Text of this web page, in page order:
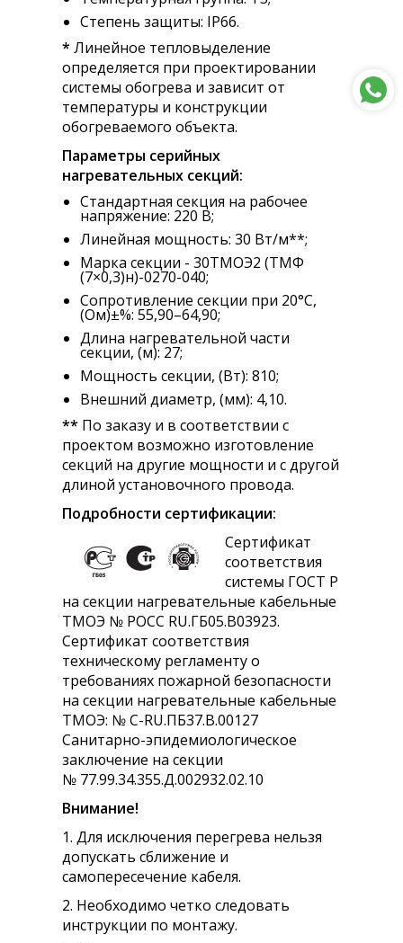
Степень защиты: IP66.
* Линейное тепловыделение
определяется при проектировании
системы обогрева и зависит от
температуры и конструкции
обогреваемого объекта.
Параметры серийных
нагревательных секций:
Стандартная секция на рабочее
напряжение: 220 В;
Линейная мощность: 30 Вт/м**;
Марка секции - 30ТМОЭ2 (ТМФ
(7×0,3)н)-0270-040;
Сопротивление секции при 20°С,
(Ом)±%: 55,90–64,90;
Длина нагревательной части
секции, (м): 27;
Мощность секции, (Вт): 810;
Внешний диаметр, (мм): 4,10.
** По заказу и в соответствии с
проектом возможно изготовление
секций на другие мощности и с другой
длиной установочного провода.
Подробности сертификации:
Сертификат
соответствия
системы ГОСТ Р
на секции нагревательные кабельные
ТМОЭ № РОСС RU.ГБ05.В03923.
Сертификат соответствия
техническому регламенту о
требованиях пожарной безопасности
на секции нагревательные кабельные
ТМОЭ: № C-RU.ПБ37.В.00127
Санитарно-эпидемиологическое
заключение на секции
№ 77.99.34.355.Д.002932.02.10
Внимание!
1. Для исключения перегрева нельзя
допускать сближение и
самопересечение кабеля.
2. Необходимо четко следовать
инструкции по монтажу.